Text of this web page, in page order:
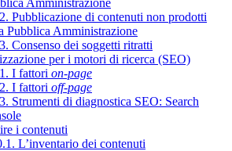
Pubblicazione di contenuti non prodotti
Pubblica Amministrazione
Consenso dei soggetti ritratti
per i motori di ricerca (SEO)
I fattori on-page
I fattori off-page
Strumenti di diagnostica SEO: Search
i contenuti
L’inventario dei contenuti